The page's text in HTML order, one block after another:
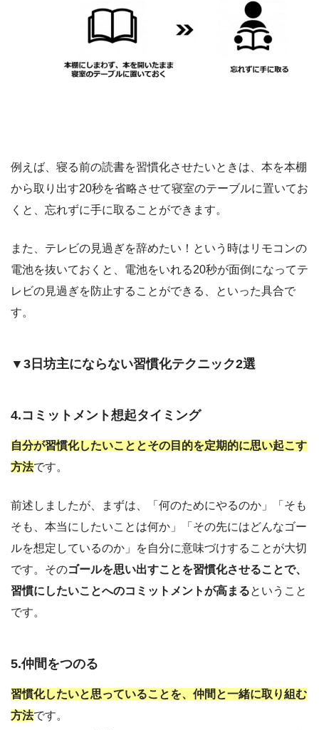
例えば、寝る前の読書を習慣化させたいときは、本を本棚
から取り出す20秒を省略させて寝室のテーブルに置いてお
くと、忘れずに手に取ることができます。
また、テレビの見過ぎを辞めたい！という時はリモコンの
電池を抜いておくと、電池をいれる20秒が面倒になってテ
レビの見過ぎを防止することができる、といった具合で
す。
▼3日坊主にならない習慣化テクニック2選
4.コミットメント想起タイミング
自分が習慣化したいこととその目的を定期的に思い起こす
方法です。
前述しましたが、まずは、「何のためにやるのか」「そも
そも、本当にしたいことは何か」「その先にはどんなゴー
ルを想定しているのか」を自分に意味づけすることが大切
です。そのゴールを思い出すことを習慣化させることで、
習慣にしたいことへのコミットメントが高まるということ
です。
5.仲間をつのる
習慣化したいと思っていることを、仲間と一緒に取り組む
方法です。